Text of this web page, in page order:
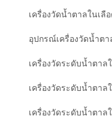
เครื่องวัดน้ำตาลในเลื
อุปกรณ์เครื่องวัดน้ำตา
เครื่องวัดระดับน้ำตาล
เครื่องวัดระดับน้ำตาล
เครื่องวัดระดับน้ำตาล